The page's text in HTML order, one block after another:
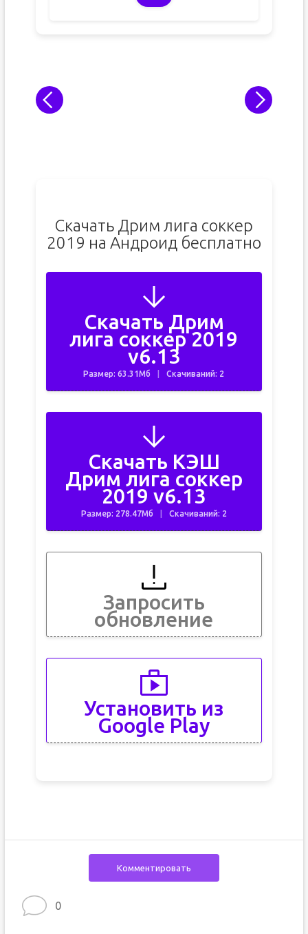
Скачать Дрим лига соккер
2019 на Андроид бесплатно
Скачать Дрим
лига соккер 2019
v6.13
Размер: 63.31Мб Скачиваний: 2
Скачать КЭШ
Дрим лига соккер
2019 v6.13
Размер: 278.47Мб Скачиваний: 2
Запросить
обновление
Установить из
Google Play
Комментировать
0